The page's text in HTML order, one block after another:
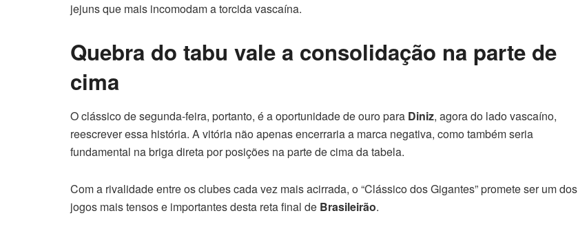
jejuns que mais incomodam a torcida vascaína.
Quebra do tabu vale a consolidação na parte de
cima
O clássico de segunda-feira, portanto, é a oportunidade de ouro para Diniz, agora do lado vascaíno,
reescrever essa história. A vitória não apenas encerraria a marca negativa, como também seria
fundamental na briga direta por posições na parte de cima da tabela.
Com a rivalidade entre os clubes cada vez mais acirrada, o “Clássico dos Gigantes” promete ser um dos
jogos mais tensos e importantes desta reta final de Brasileirão.